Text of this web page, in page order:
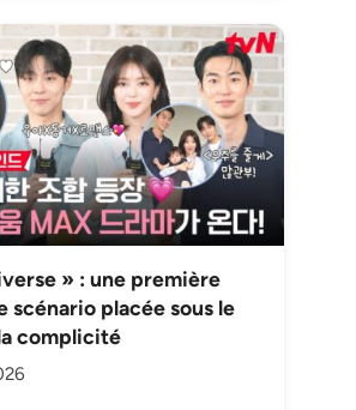
» : une première
scénario placée sous le
complicité